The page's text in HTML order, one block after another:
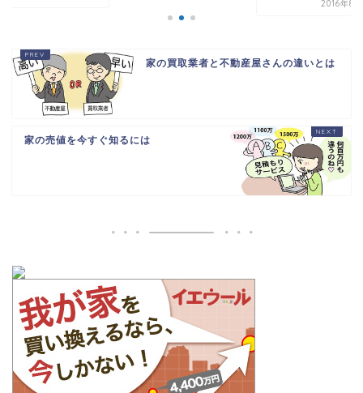
2016年8
家の買取業者と不動産屋さんの違いとは
家の売値を今すぐ知るには